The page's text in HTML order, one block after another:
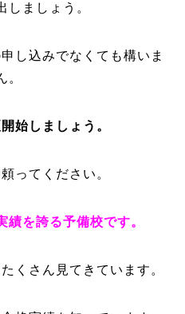
しましょう。
し込みでなくても構いま
。
始しましょう。
ってください。
を誇る予備校です。
くさん見てきています。